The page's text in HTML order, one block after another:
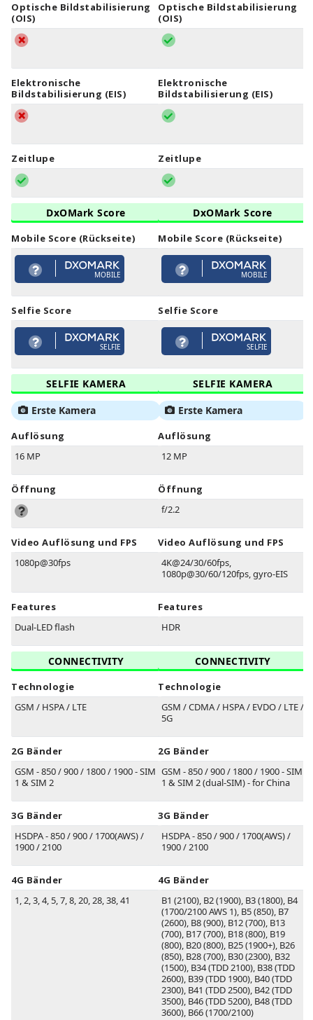
Optische Bildstabilisierung
(OIS)
Elektronische
Bildstabilisierung (EIS)
Zeitlupe
DxOMark Score
Mobile Score (Rückseite)
MOBILE
Selfie Score
SELFIE
SELFIE KAMERA
Erste Kamera
Auflösung
16 MP
Öffnung
Video Auflösung und FPS
1080p@30fps
Features
Dual-LED flash
CONNECTIVITY
Technologie
GSM / HSPA / LTE
2G Bänder
GSM - 850 / 900 / 1800 / 1900 - SIM
1 & SIM 2
3G Bänder
HSDPA - 850 / 900 / 1700(AWS) /
1900 / 2100
4G Bänder
1, 2, 3, 4, 5, 7, 8, 20, 28, 38, 41
Optische Bildstabilisierung
(OIS)
Elektronische
Bildstabilisierung (EIS)
Zeitlupe
DxOMark Score
Mobile Score (Rückseite)
MOBILE
Selfie Score
SELFIE
SELFIE KAMERA
Erste Kamera
Auflösung
12 MP
Öffnung
f/2.2
Video Auflösung und FPS
4K@24/30/60fps,
1080p@30/60/120fps, gyro-EIS
Features
HDR
CONNECTIVITY
Technologie
GSM / CDMA / HSPA / EVDO / LTE /
5G
2G Bänder
GSM - 850 / 900 / 1800 / 1900 - SIM
1 & SIM 2 (dual-SIM) - for China
3G Bänder
HSDPA - 850 / 900 / 1700(AWS) /
1900 / 2100
4G Bänder
B1 (2100), B2(1900), B3(1800), B4
(1700/2100 AWS 1), B5(850), B7
(2600), B8(900), B12(700), B13
(700), B17(700), B18(800), B19
(800), B20(800), B25(1900+), B26
(850), B28(700), B30(2300), B32
(1500), B34(TDD 2100), B38(TDD
2600), B39(TDD 1900), B40(TDD
2300), B41 (TDD 2500), B42(TDD
3500), B46(TDD 5200), B48(TDD
3600), B66(1700/2100)